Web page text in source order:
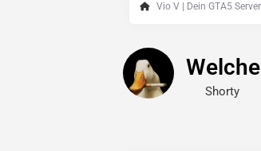
Vio V | Dein GTA5
Shorty